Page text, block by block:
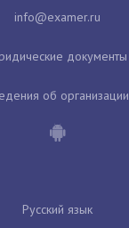
документы
об организации
Русский язык